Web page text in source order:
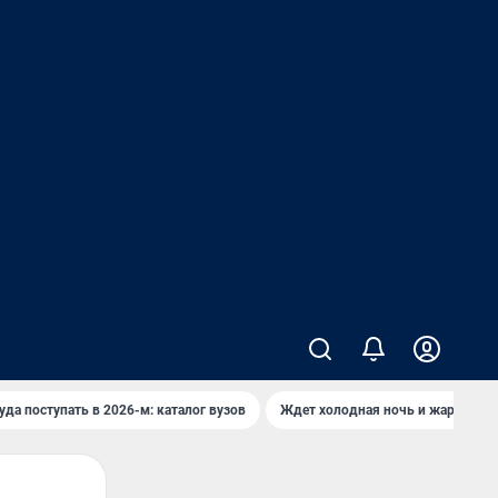
поступать в 2026-м: каталог вузов Ждет холодная ночь и жаркий